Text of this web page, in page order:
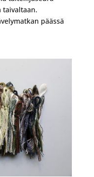
taivaltaan.
päässä